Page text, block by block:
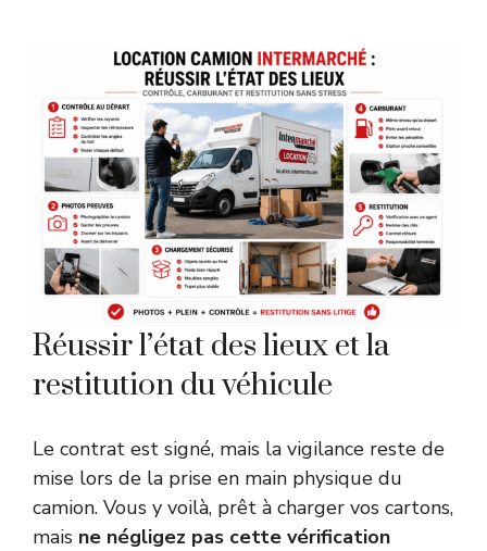
Réussir l’état des lieux et la
restitution du véhicule
Le contrat est signé, mais la vigilance reste de
mise lors de la prise en main physique du
camion. Vous y voilà, prêt à charger vos cartons,
mais ne négligez pas cette vérification